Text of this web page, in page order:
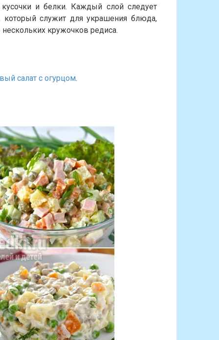
и белки. Каждый слой следует
служит для украшения блюда,
кружочков редиса.
салат с огурцом.